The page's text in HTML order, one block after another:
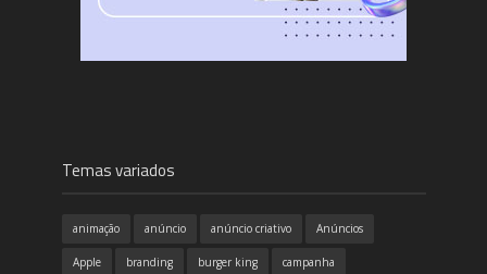
Temas variados
animação anúncio anúncio criativo Anúncios
Apple branding burger king campanha